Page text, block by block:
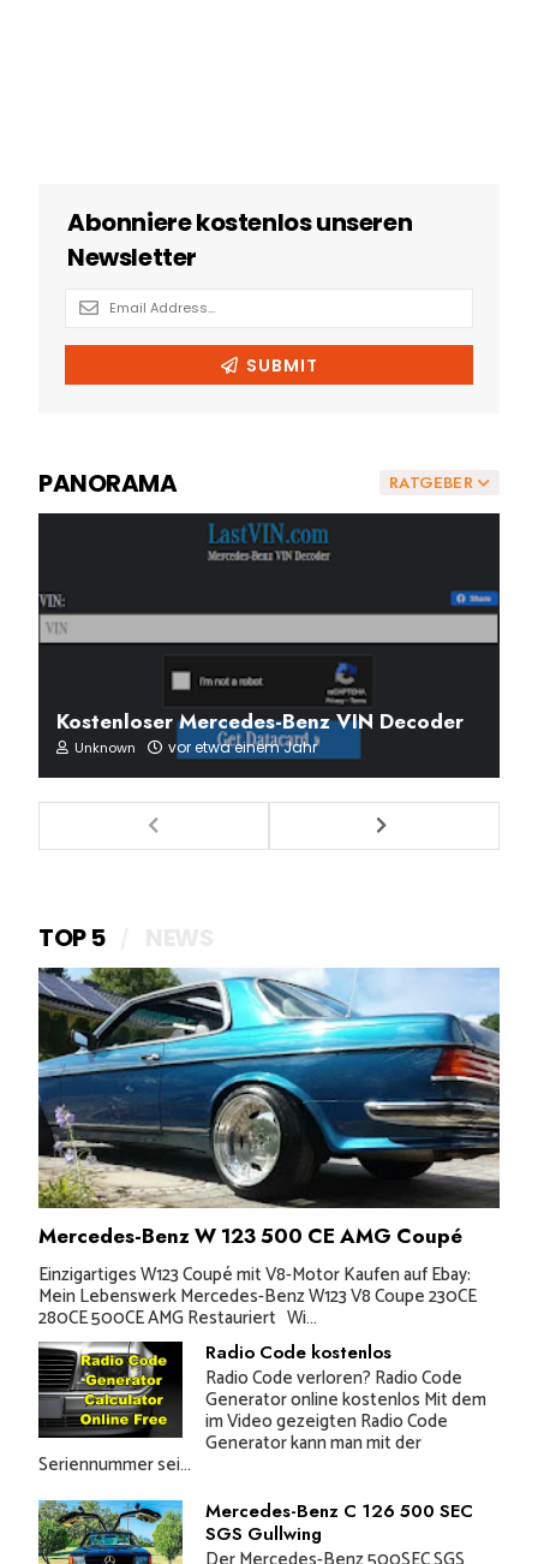
RATGEBER
PANORAMA
Kostenloser Mercedes-Benz VIN Decoder
Unknown vor etwa einem Jahr
TOP 5
Mercedes-Benz W 123 500 CE AMG Coupé
Einzigartiges W123 Coupé mit V8-Motor Kaufen auf Ebay:
Mein Lebenswerk Mercedes-Benz W123 V8 Coupe 230CE
280CE 500CE AMG Restauriert Wi...
Radio Code kostenlos
Radio Code verloren? Radio Code
Generator online kostenlos Mit dem
im Video gezeigten Radio Code
Generator kann man mit der
Seriennummer sei...
Mercedes-Benz C 126 500 SEC
SGS Gullwing